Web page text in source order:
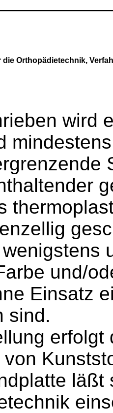
Orthopädietechnik,
wird
und/
Einsatz
sind.
läßt